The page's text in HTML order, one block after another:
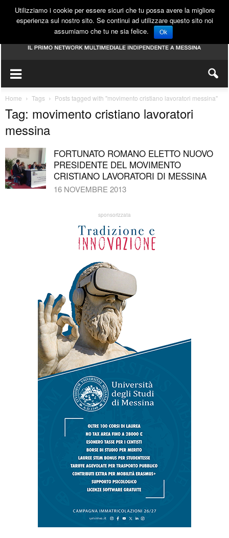
Home Tags Posts tagged with "movimento cristiano lavoratori messina"
Tag: movimento cristiano lavoratori
messina
FORTUNATO ROMANO ELETTO NUOVO
PRESIDENTE DEL MOVIMENTO
CRISTIANO LAVORATORI DI MESSINA
16 NOVEMBRE 2013
sponsorizzata
Utilizziamo i cookie per essere sicuri che tu possa avere la migliore
esperienza sul nostro sito. Se continui ad utilizzare questo sito noi
assumiamo che tu ne sia felice.
Ok